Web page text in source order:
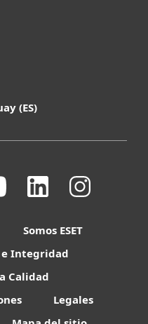
(ES)
Somos ESET
e Integridad
Calidad
Legales